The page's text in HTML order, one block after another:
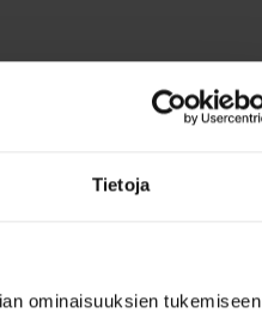
Tietoja
ominaisuuksien tukemiseen